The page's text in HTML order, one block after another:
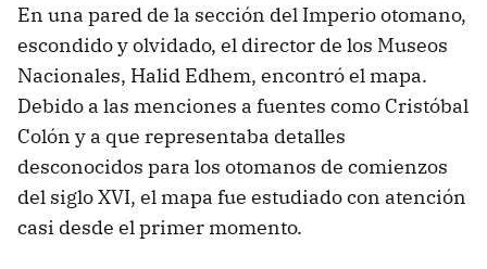
En una pared de la sección del Imperio otomano,
escondido y olvidado, el director de los Museos
Nacionales, Halid Edhem, encontró el mapa.
Debido a las menciones a fuentes como Cristóbal
Colón y a que representaba detalles
desconocidos para los otomanos de comienzos
del siglo XVI, el mapa fue estudiado con atención
casi desde el primer momento.